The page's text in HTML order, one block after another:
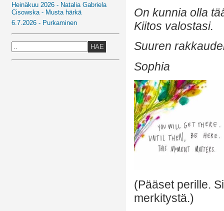
Heinäkuu 2026 - Natalia Gabriela
Cisowska - Musta härkä
6.7.2026 - Purkaminen
HAE
On kunnia olla
Kiitos valostasi.
Suuren
Sophia
(Pääset perille.
merkitystä.)